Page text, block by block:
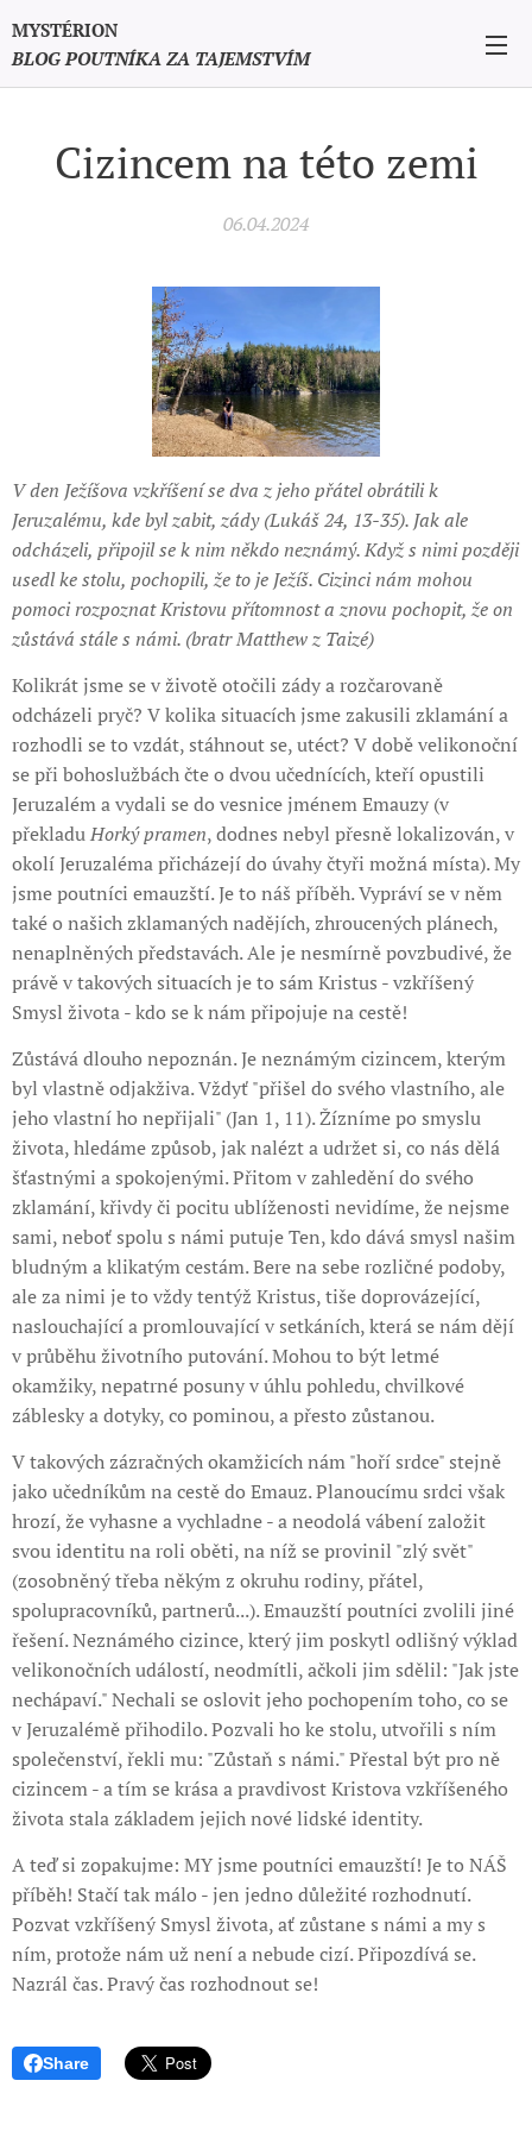
MYSTÉRION
BLOG POUTNÍKA ZA TAJEMSTVÍM
Cizincem na této zemi
06.04.2024
V den Ježíšova vzkříšení se dva z jeho přátel obrátili k
Jeruzalému, kde byl zabit, zády (Lukáš 24, 13-35). Jak ale
odcházeli, připojil se k nim někdo neznámý. Když s nimi později
usedl ke stolu, pochopili, že to je Ježíš. Cizinci nám mohou
pomoci rozpoznat Kristovu přítomnost a znovu pochopit, že on
zůstává stále s námi. (bratr Matthew z Taizé)
Kolikrát jsme se v životě otočili zády a rozčarovaně
odcházeli pryč? V kolika situacích jsme zakusili zklamání a
rozhodli se to vzdát, stáhnout se, utéct? V době velikonoční
se při bohoslužbách čte o dvou učednících, kteří opustili
Jeruzalém a vydali se do vesnice jménem Emauzy (v
překladuHorký pramen, dodnes nebyl přesně lokalizován, v
okolí Jeruzaléma přicházejí do úvahy čtyři možná místa). My
jsme poutníci emauzští. Je to náš příběh. Vypráví se v něm
také o našich zklamaných nadějích, zhroucených plánech,
nenaplněných představách. Ale je nesmírně povzbudivé, že
právě v takových situacích je to sám Kristus - vzkříšený
Smysl života - kdo se k nám připojuje na cestě!
Zůstává dlouho nepoznán. Je neznámým cizincem, kterým
byl vlastně odjakživa. Vždyť "přišel do svého vlastního, ale
jeho vlastní ho nepřijali" (Jan 1, 11). Žízníme po smyslu
života, hledáme způsob, jak nalézt a udržet si, co nás dělá
šťastnými a spokojenými. Přitom v zahledění do svého
zklamání, křivdy či pocitu ublíženosti nevidíme, že nejsme
sami, neboť spolu s námi putuje Ten, kdo dává smysl našim
bludným a klikatým cestám. Bere na sebe rozličné podoby,
ale za nimi je to vždy tentýž Kristus, tiše doprovázející,
naslouchající a promlouvající v setkáních, která se nám dějí
v průběhu životního putování. Mohou to být letmé
okamžiky, nepatrné posuny v úhlu pohledu, chvilkové
záblesky a dotyky, co pominou, a přesto zůstanou.
V takových zázračných okamžicích nám "hoří srdce" stejně
jako učedníkům na cestě do Emauz. Planoucímu srdci však
hrozí, že vyhasne a vychladne - a neodolá vábení založit
svou identitu na roli oběti, na níž se provinil "zlý svět"
(zosobněný třeba někým z okruhu rodiny, přátel,
spolupracovníků, partnerů...). Emauzští poutníci zvolili jiné
řešení. Neznámého cizince, který jim poskytl odlišný výklad
velikonočních událostí, neodmítli, ačkoli jim sdělil: "Jak jste
nechápaví." Nechali se oslovit jeho pochopením toho, co se
v Jeruzalémě přihodilo. Pozvali ho ke stolu, utvořili s ním
společenství, řekli mu: "Zůstaň s námi." Přestal být pro ně
cizincem - a tím se krása a pravdivost Kristova vzkříšeného
života stala základem jejich nové lidské identity.
A teď si zopakujme: MY jsme poutníci emauzští! Je to NÁŠ
příběh! Stačí tak málo - jen jedno důležité rozhodnutí.
Pozvat vzkříšený Smysl života, ať zůstane s námi a my s
ním, protože nám už není a nebude cizí. Připozdívá se.
Nazrál čas. Pravý čas rozhodnout se!
Share